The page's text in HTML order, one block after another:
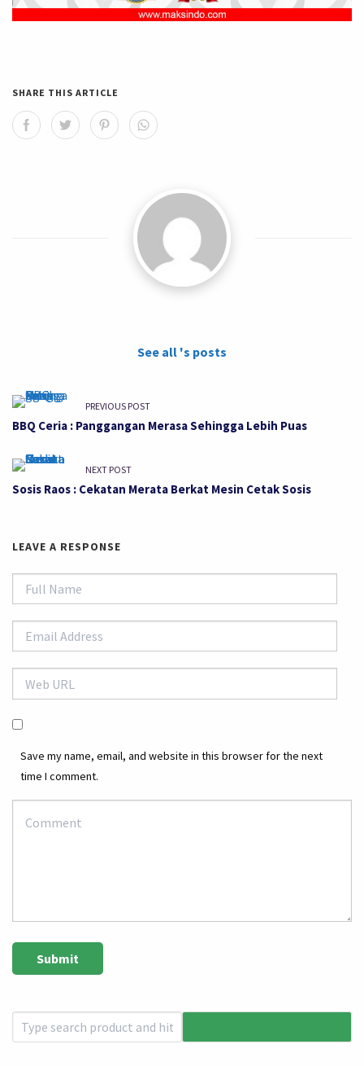
SHARE THIS ARTICLE
See all 's posts
PREVIOUS POST
BBQ Ceria : Panggangan Merasa Sehingga Lebih Puas
NEXT POST
Sosis Raos : Cekatan Merata Berkat Mesin Cetak Sosis
LEAVE A RESPONSE
Save my name, email, and website in this browser for the next
time I comment.